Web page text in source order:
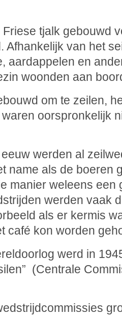
tjalk gebouwd
Afhankelijk van het
aardappelen en
woonden aan
om te zeilen,
oorspronkelijk
werden al
name als de boeren
manier weleens een
werden vaak
als er kermis
café kon worden
werd in
(Centrale